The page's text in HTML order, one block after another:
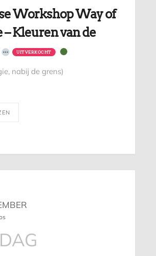
Workshop Way of
– Kleuren van de
UITVERKOCHT
nabij de grens)